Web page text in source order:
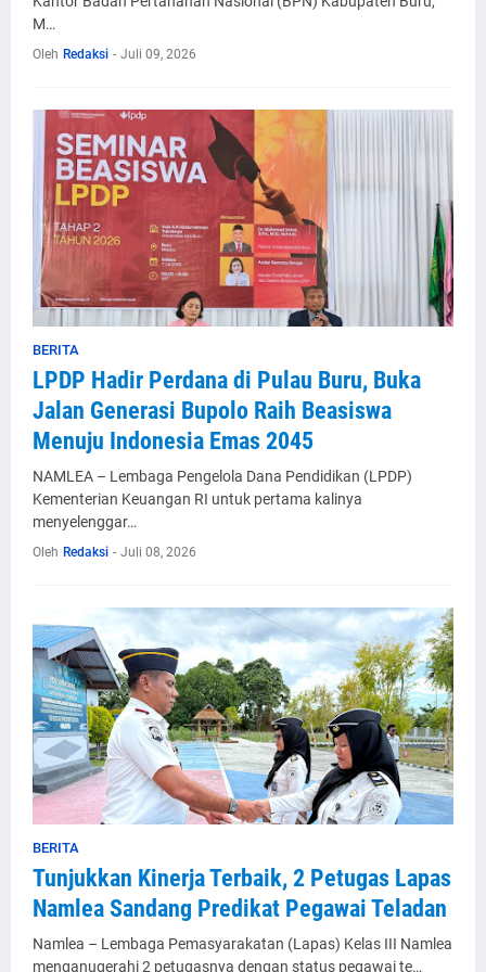
M…
Oleh Redaksi - Juli 09, 2026
BERITA
LPDP Hadir Perdana di Pulau Buru, Buka
Jalan Generasi Bupolo Raih Beasiswa
Menuju Indonesia Emas 2045
NAMLEA – Lembaga Pengelola Dana Pendidikan (LPDP)
Kementerian Keuangan RI untuk pertama kalinya
menyelenggar…
Oleh Redaksi - Juli 08, 2026
BERITA
Tunjukkan Kinerja Terbaik, 2 Petugas Lapas
Namlea Sandang Predikat Pegawai Teladan
Namlea – Lembaga Pemasyarakatan (Lapas) Kelas III Namlea
menganugerahi 2 petugasnya dengan status pegawai te…